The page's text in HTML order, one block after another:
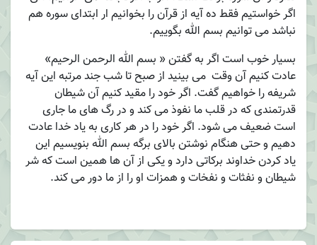
اگر خواستیم فقط ده آیه از قرآن را بخوانیم ار ابتدای سوره هم
نباشد می توانیم بسم الله بگوییم.
بسیار خوب است اگر به گفتن « بسم الله الرحمن الرحیم»
عادت کنیم آن وقت می بینید از صبح تا شب جند مرتبه این آیه
شریفه را خواهیم گفت. اگر خود را مقید کنیم آن شیطان
قدرتمندی که در قلب ما نفوذ می کند و در رگ های ما جاری
است ضعیف می شود. اگر خود را در هر کاری به یاد خدا عادت
دهیم و حتی هنگام نوشتن بالای برگه بسم الله بنویسیم این
یاد کردن خداوند برکاتی دارد و یکی از آن ها همین است که شر
شیطان و نفثات و نفخات و همزات او را از ما دور می کند.